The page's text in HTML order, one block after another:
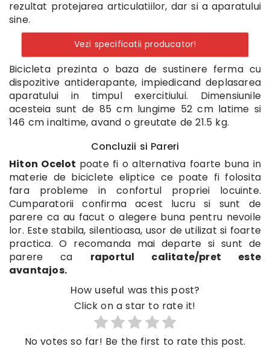
rezultat protejarea articulatiilor, dar si a aparatului
sine.
Vezi specificatii producator!
Bicicleta prezinta o baza de sustinere ferma cu
dispozitive antiderapante, impiedicand deplasarea
aparatului in timpul exercitiului. Dimensiunile
acesteia sunt de 85 cm lungime 52 cm latime si
146 cm inaltime, avand o greutate de 21.5 kg.
Concluzii si Pareri
Hiton Ocelot poate fi o alternativa foarte buna in
materie de biciclete eliptice ce poate fi folosita
fara probleme in confortul propriei locuinte.
Cumparatorii confirma acest lucru si sunt de
parere ca au facut o alegere buna pentru nevoile
lor. Este stabila, silentioasa, usor de utilizat si foarte
practica. O recomanda mai departe si sunt de
parere ca raportul calitate/pret este
avantajos.
How useful was this post?
Click on a star to rate it!
No votes so far! Be the first to rate this post.